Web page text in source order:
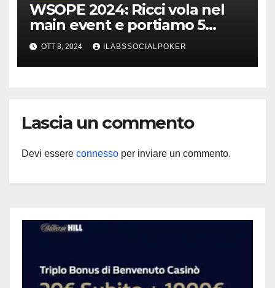
WSOPE 2024: Ricci vola nel
main event e portiamo 5
azzurri al day 4
OTT 8, 2024 ILABSSOCIALPOKER
Lascia un commento
Devi essere connesso per inviare un commento.